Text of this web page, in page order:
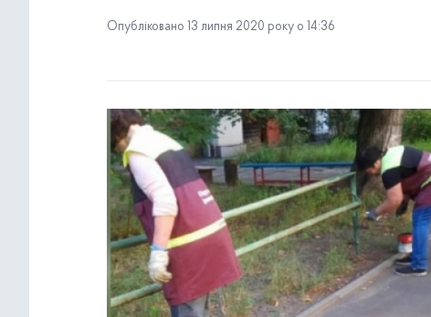
Опубліковано 13 липня 2020 року о 14:36